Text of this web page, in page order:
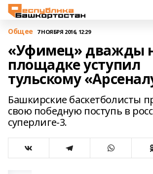
Общее 7 НОЯБРЯ 2016, 12:29
«Уфимец» дважды
площадке уступил
тульскому
Башкирские баскетболисты
свою победную поступь в
суперлиге-3.